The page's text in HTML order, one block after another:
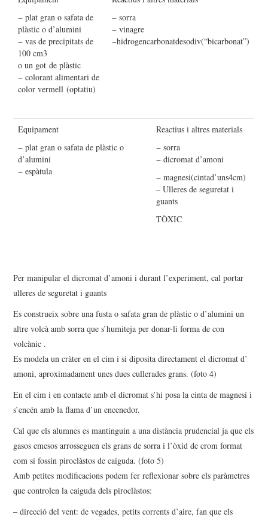
− plat gran o safata de
plàstic o d’alumini
− vas de precipitats de
100 cm3
o un got de plàstic
− colorant alimentari de
color vermell (optatiu)
− sorra
− vinagre
−hidrogencarbonatdesodiv(“bicarbonat”)
Equipament
− plat gran o safata de plàstic o
d’alumini
− espàtula
Reactius i altres materials
− sorra
− dicromat d’amoni
− magnesi(cintad’uns4cm)
– Ulleres de seguretat i
guants
TÒXIC
Per manipular el dicromat d’amoni i durant l’experiment, cal portar
ulleres de seguretat i guants
Es construeix sobre una fusta o safata gran de plàstic o d’alumini un
altre volcà amb sorra que s’humiteja per donar-li forma de con
volcànic .
Es modela un cràter en el cim i si diposita directament el dicromat d’
amoni, aproximadament unes dues cullerades grans. (foto 4)
En el cim i en contacte amb el dicromat s’hi posa la cinta de magnesi i
s’encén amb la flama d’un encenedor.
Cal que els alumnes es mantinguin a una distància prudencial ja que els
gasos emesos arrosseguen els grans de sorra i l’òxid de crom format
com si fossin piroclàstos de caiguda. (foto 5)
Amb petites modificacions podem fer reflexionar sobre els paràmetres
que controlen la caiguda dels piroclàstos:
– direcció del vent: de vegades, petits corrents d’aire, fan que els